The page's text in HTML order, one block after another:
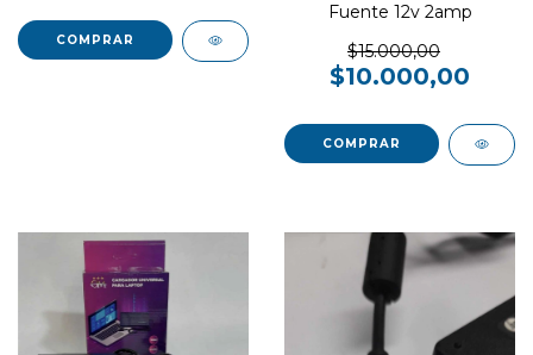
Fuente 12v 2amp
$15.000,00
$10.000,00